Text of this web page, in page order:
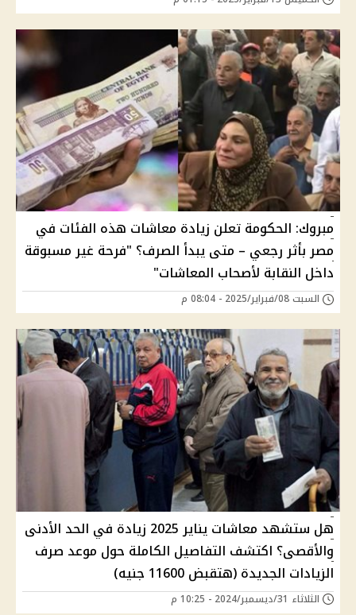
مبروك: الحكومة تعلن زيادة معاشات هذه الفئات في
مصر بأثر رجعي – متى يبدأ الصرف؟ "فرحة غير مسبوقة
داخل النقابة لأصحاب المعاشات"
السبت 08/فبراير/2025 - 08:04 م
هل ستشهد معاشات يناير 2025 زيادة في الحد الأدنى
والأقصى؟ اكتشف التفاصيل الكاملة حول موعد صرف
الزيادات الجديدة (هتقبض 11600 جنيه)
الثلاثاء 31/ديسمبر/2024 - 10:25 م